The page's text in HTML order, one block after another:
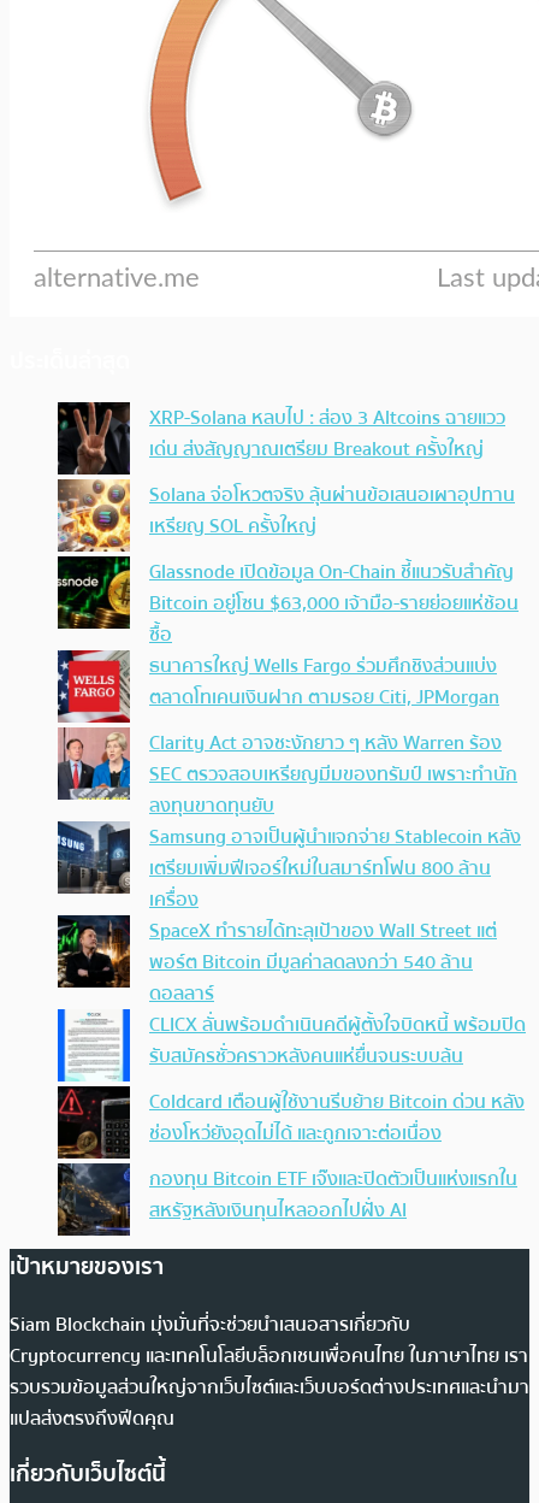
XRP-Solana หลบไป : ส่อง 3 Altcoins ฉายแวว
เด่น ส่งสัญญาณเตรียม Breakout ครั้งใหญ่
Solana จ่อโหวตจริง ลุ้นผ่านข้อเสนอเผาอุปทาน
เหรียญ SOL ครั้งใหญ่
Glassnode เปิดข้อมูล On-Chain ชี้แนวรับสำคัญ
Bitcoin อยู่โซน $63,000 เจ้ามือ-รายย่อยแห่ช้อน
ซื้อ
ธนาคารใหญ่ Wells Fargo ร่วมศึกชิงส่วนแบ่ง
ตลาดโทเคนเงินฝาก ตามรอย Citi, JPMorgan
Clarity Act อาจชะงักยาว ๆ หลัง Warren ร้อง
SEC ตรวจสอบเหรียญมีมของทรัมป์ เพราะทำนัก
ลงทุนขาดทุนยับ
Samsung อาจเป็นผู้นำแจกจ่าย Stablecoin หลัง
เตรียมเพิ่มฟีเจอร์ใหม่ในสมาร์ทโฟน 800 ล้าน
เครื่อง
SpaceX ทำรายได้ทะลุเป้าของ Wall Street แต่
พอร์ต Bitcoin มีมูลค่าลดลงกว่า 540 ล้าน
ดอลลาร์
CLICX ลั่นพร้อมดำเนินคดีผู้ตั้งใจบิดหนี้ พร้อมปิด
รับสมัครชั่วคราวหลังคนแห่ยื่นจนระบบล้น
Coldcard เตือนผู้ใช้งานรีบย้าย Bitcoin ด่วน หลัง
ช่องโหว่ยังอุดไม่ได้ และถูกเจาะต่อเนื่อง
กองทุน Bitcoin ETF เจ๊งและปิดตัวเป็นแห่งแรกใน
สหรัฐหลังเงินทุนไหลออกไปฝั่ง AI
เป้าหมายของเรา
Siam Blockchain มุ่งมั่นที่จะช่วยนำเสนอสารเกี่ยวกับ
Cryptocurrency และเทคโนโลยีบล็อกเชนเพื่อคนไทย ในภาษาไทย เรา
รวบรวมข้อมูลส่วนใหญ่จากเว็บไซต์และเว็บบอร์ดต่างประเทศและนำมา
แปลส่งตรงถึงฟีดคุณ
เกี่ยวกับเว็บไซต์นี้